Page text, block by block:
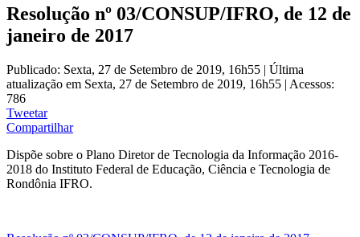
Resolução nº 03/CONSUP/IFRO, de 12 de
janeiro de 2017
Publicado: Sexta, 27 de Setembro de 2019, 16h55 | Última
atualização em Sexta, 27 de Setembro de 2019, 16h55 | Acessos:
786
Tweetar
Compartilhar
Dispõe sobre o Plano Diretor de Tecnologia da Informação 2016-
2018 do Instituto Federal de Educação, Ciência e Tecnologia de
Rondônia IFRO.